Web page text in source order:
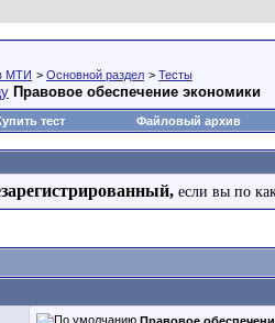
МТИ > Основной раздел > Тесты
Правовое обеспечение экономики
тест Файловый архив
если вы по